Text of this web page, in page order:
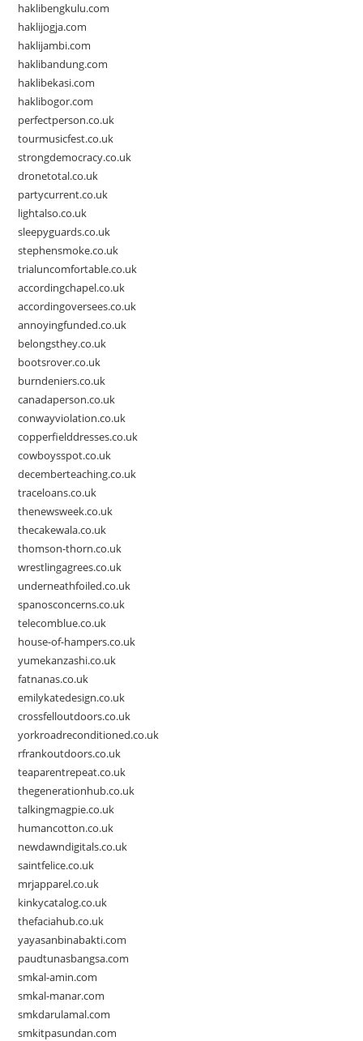
haklibengkulu.com
haklijogja.com
haklijambi.com
haklibandung.com
haklibekasi.com
haklibogor.com
perfectperson.co.uk
tourmusicfest.co.uk
strongdemocracy.co.uk
dronetotal.co.uk
partycurrent.co.uk
lightalso.co.uk
sleepyguards.co.uk
stephensmoke.co.uk
trialuncomfortable.co.uk
accordingchapel.co.uk
accordingoversees.co.uk
annoyingfunded.co.uk
belongsthey.co.uk
bootsrover.co.uk
burndeniers.co.uk
canadaperson.co.uk
conwayviolation.co.uk
copperfielddresses.co.uk
cowboysspot.co.uk
decemberteaching.co.uk
traceloans.co.uk
thenewsweek.co.uk
thecakewala.co.uk
thomson-thorn.co.uk
wrestlingagrees.co.uk
underneathfoiled.co.uk
spanosconcerns.co.uk
telecomblue.co.uk
house-of-hampers.co.uk
yumekanzashi.co.uk
fatnanas.co.uk
emilykatedesign.co.uk
crossfelloutdoors.co.uk
yorkroadreconditioned.co.uk
rfrankoutdoors.co.uk
teaparentrepeat.co.uk
thegenerationhub.co.uk
talkingmagpie.co.uk
humancotton.co.uk
newdawndigitals.co.uk
saintfelice.co.uk
mrjapparel.co.uk
kinkycatalog.co.uk
thefaciahub.co.uk
yayasanbinabakti.com
paudtunasbangsa.com
smkal-amin.com
smkal-manar.com
smkdarulamal.com
smkitpasundan.com